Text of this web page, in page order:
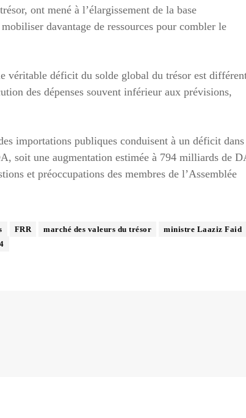
ont mené à l’élargissement de la base
davantage de ressources pour combler le
véritable déficit du solde global du trésor est
des dépenses souvent inférieur aux prévisions,
importations publiques conduisent à un déficit
soit une augmentation estimée à 794 milliards de
et préoccupations des membres de l’Assemblée
FRR marché des valeurs du trésor
ministre Laaziz Faid